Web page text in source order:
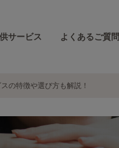
サービス よくあるご質問
の特徴や選び方も解説！